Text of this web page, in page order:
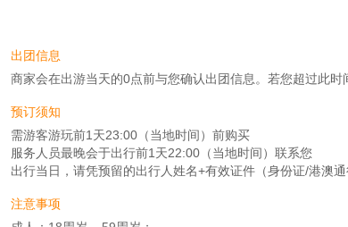
出团信息
商家会在出游当天的0点前与您确认出团信息。若您超过此
预订须知
需游客游玩前1天23:00（当地时间）前购买
服务人员最晚会于出行前1天22:00（当地时间）联系您
出行当日，请凭预留的出行人姓名+有效证件（身份证/港澳
注意事项